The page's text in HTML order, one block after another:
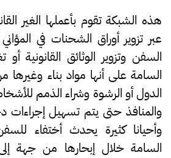
هذه الشبكة تقوم بأعملها الغير
عبر تزوير أوراق الشحنات في
السفن وتزوير الوثائق القانونية
السامة على أنها مواد بناء وغيرها
الدول أو الرشوة وشراء الذمم
والمنافذ حتى يتم تسهيل
وأحيانا كثيرة يحدث أختفاء
السامة خلال إبحارها من جهة